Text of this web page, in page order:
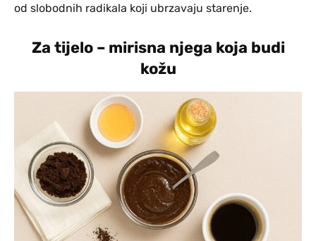
od slobodnih radikala koji ubrzavaju starenje.
Za tijelo – mirisna njega koja budi
kožu